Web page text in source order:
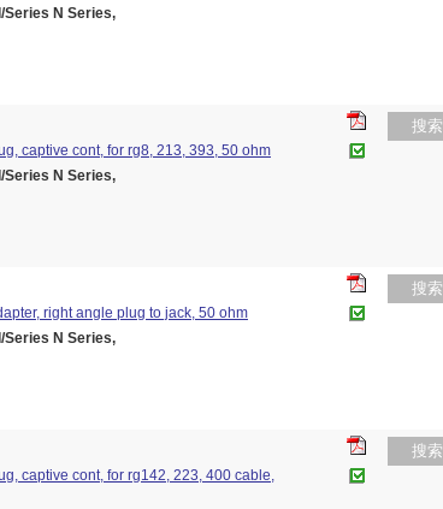
Series N Series,
captive cont, for rg8, 213, 393, 50 ohm
Series N Series,
搜索
right angle plug to jack, 50 ohm
Series N Series,
搜索
captive cont, for rg142, 223, 400 cable,
搜索